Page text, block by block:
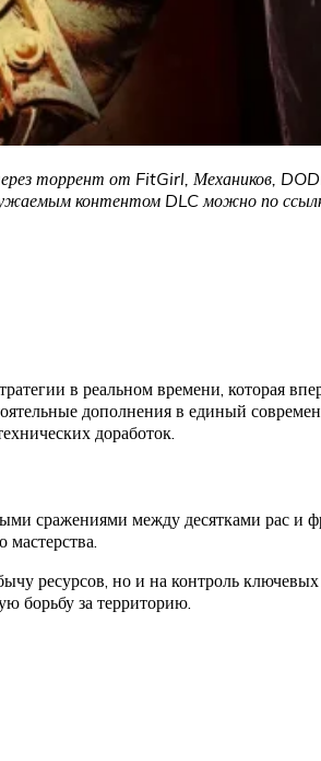
торрент от FitGirl, Механиков,
контентом DLC можно по
в реальном времени, которая
дополнения в единый
доработок.
сражениями между десятками рас и
ресурсов, но и на контроль
борьбу за территорию.